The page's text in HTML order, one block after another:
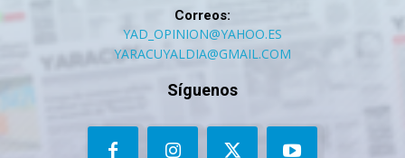
Correos:
YAD_OPINION@YAHOO.ES
YARACUYALDIA@GMAIL.COM
Síguenos